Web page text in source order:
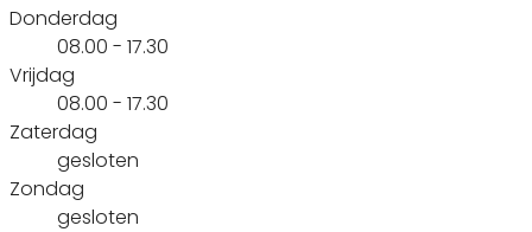
Donderdag
08.00 - 17.30
Vrijdag
08.00 - 17.30
Zaterdag
gesloten
Zondag
gesloten